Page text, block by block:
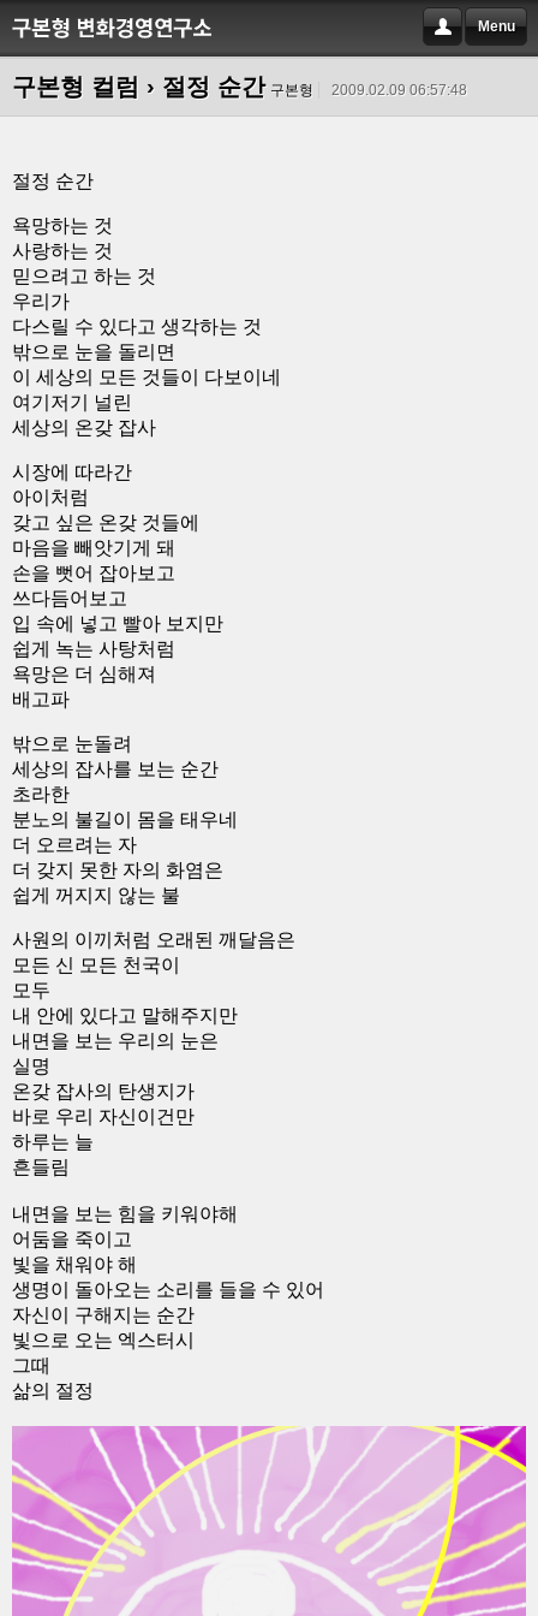
Menu
구본형 컬럼 › 절정 순간 구본형 2009.02.09 06:57:48
절정 순간
욕망하는 것
사랑하는 것
믿으려고 하는 것
우리가
다스릴 수 있다고 생각하는 것
밖으로 눈을 돌리면
이 세상의 모든 것들이 다보이네
여기저기 널린
세상의 온갖 잡사
시장에 따라간
아이처럼
갖고 싶은 온갖 것들에
마음을 빼앗기게 돼
손을 뻣어 잡아보고
쓰다듬어보고
입 속에 넣고 빨아 보지만
쉽게 녹는 사탕처럼
욕망은 더 심해져
배고파
밖으로 눈돌려
세상의 잡사를 보는 순간
초라한
분노의 불길이 몸을 태우네
더 오르려는 자
더 갖지 못한 자의 화염은
쉽게 꺼지지 않는 불
사원의 이끼처럼 오래된 깨달음은
모든 신 모든 천국이
모두
내 안에 있다고 말해주지만
내면을 보는 우리의 눈은
실명
온갖 잡사의 탄생지가
바로 우리 자신이건만
하루는 늘
흔들림
내면을 보는 힘을 키워야해
어둠을 죽이고
빛을 채워야 해
생명이 돌아오는 소리를 들을 수 있어
자신이 구해지는 순간
빛으로 오는 엑스터시
그때
삶의 절정